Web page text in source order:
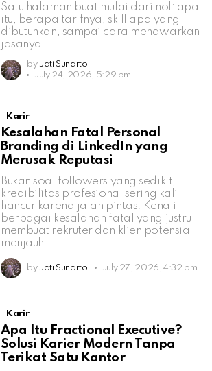
Satu halaman buat mulai dari nol: apa
itu, berapa tarifnya, skill apa yang
dibutuhkan, sampai cara menawarkan
jasanya.
by Jati Sunarto
July 24, 2026, 5:29 pm
Karir
Kesalahan Fatal Personal
Branding di LinkedIn yang
Merusak Reputasi
Bukan soal followers yang sedikit,
kredibilitas profesional sering kali
hancur karena jalan pintas. Kenali
berbagai kesalahan fatal yang justru
membuat rekruter dan klien potensial
menjauh.
by Jati Sunarto July 27, 2026, 4:32 pm
Karir
Apa Itu Fractional Executive?
Solusi Karier Modern Tanpa
Terikat Satu Kantor